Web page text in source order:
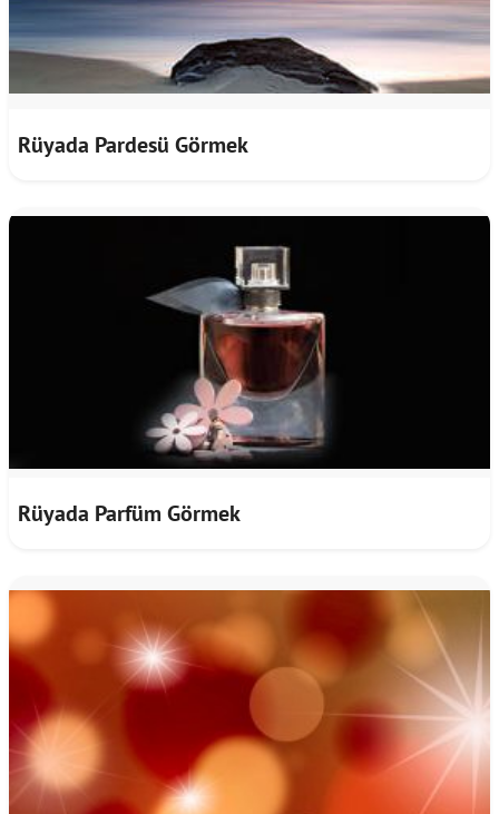
Rüyada Pardesü Görmek
Rüyada Parfüm Görmek